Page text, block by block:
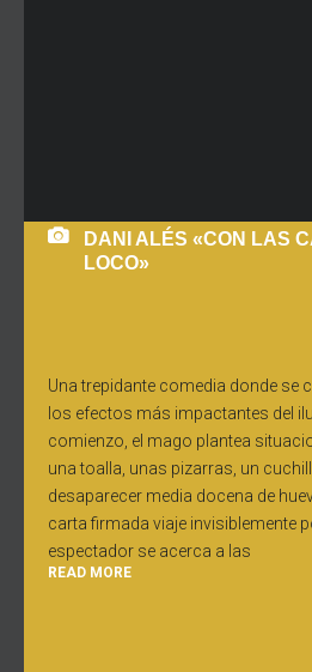
DANI ALÉS «CON LAS
LOCO»
Una trepidante comedia donde se
los efectos más impactantes del
comienzo, el mago plantea
una toalla, unas pizarras, un
desaparecer media docena de
carta firmada viaje invisiblemente
espectador se acerca a las
READ MORE